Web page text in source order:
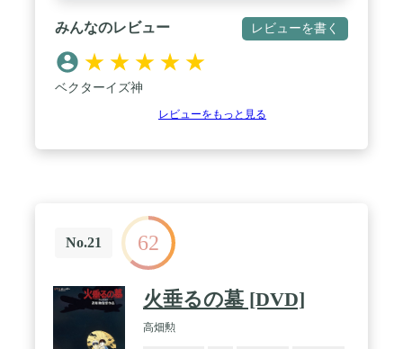
みんなのレビュー レビューを書く
★ ★ ★ ★ ★
ベクターイズ神
レビューをもっと見る
No.21 62
火垂るの墓 [DVD]
高畑勲